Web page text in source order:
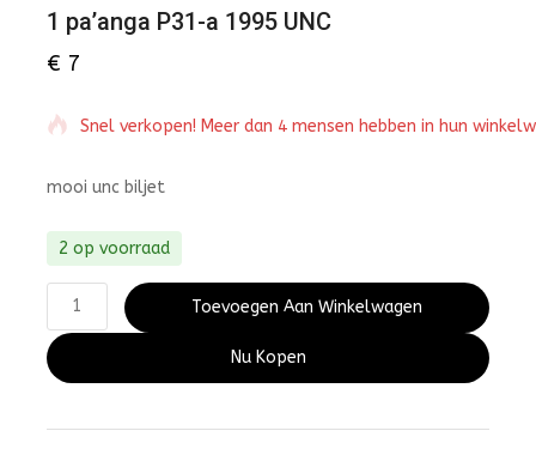
1 pa’anga P31-a 1995 UNC
€ 7
Snel verkopen! Meer dan 4 mensen hebben in hun
mooi unc biljet
2 op voorraad
Toevoegen Aan Winkelwagen
Nu Kopen